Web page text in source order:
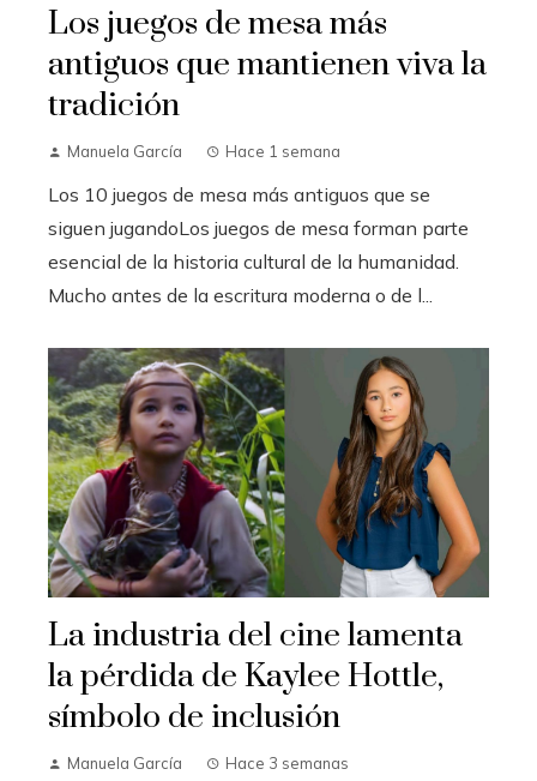
Los juegos de mesa más
antiguos que mantienen viva la
tradición
Manuela García Hace 1 semana
Los 10 juegos de mesa más antiguos que se
siguen jugandoLos juegos de mesa forman parte
esencial de la historia cultural de la humanidad.
Mucho antes de la escritura moderna o de l...
La industria del cine lamenta
la pérdida de Kaylee Hottle,
símbolo de inclusión
Manuela García Hace 3 semanas